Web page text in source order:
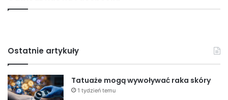
Ostatnie artykuły
Tatuaże mogą wywoływać raka skóry
1 tydzień temu